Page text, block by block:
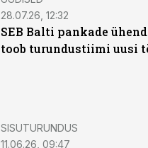
28.07.26, 12:32
SEB Balti pankade
toob turundustiimi uusi
ST
SISUTURUNDUS
11.06.26, 09:47